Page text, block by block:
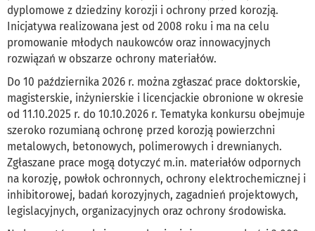
dyplomowe z dziedziny korozji i ochrony przed korozją.
Inicjatywa realizowana jest od 2008 roku i ma na celu
promowanie młodych naukowców oraz innowacyjnych
rozwiązań w obszarze ochrony materiałów.
Do 10 października 2026 r. można zgłaszać prace doktorskie,
magisterskie, inżynierskie i licencjackie obronione w okresie
od 11.10.2025 r. do 10.10.2026 r. Tematyka konkursu obejmuje
szeroko rozumianą ochronę przed korozją powierzchni
metalowych, betonowych, polimerowych i drewnianych.
Zgłaszane prace mogą dotyczyć m.in. materiałów odpornych
na korozję, powłok ochronnych, ochrony elektrochemicznej i
inhibitorowej, badań korozyjnych, zagadnień projektowych,
legislacyjnych, organizacyjnych oraz ochrony środowiska.